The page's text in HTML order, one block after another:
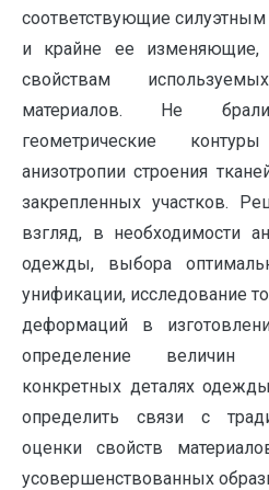
соответствующие
и крайне ее
свойствам
материалов. Не
геометрические
анизотропии строения
закрепленных участков.
взгляд, в необходимости
одежды, выбора
унификации, исследование
деформаций в
определение величин
конкретных деталях
определить связи с
оценки свойств
усовершенствованных